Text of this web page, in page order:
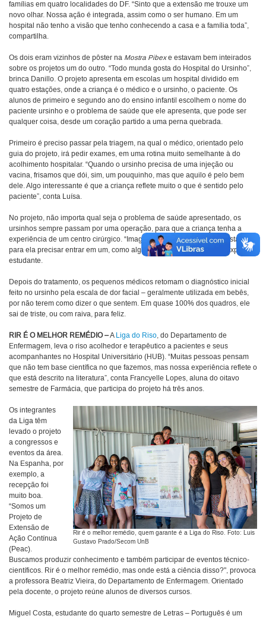
famílias em quatro localidades do DF. “Sinto que a extensão me trouxe um
novo olhar. Nossa ação é integrada, assim como o ser humano. Em um
hospital não tenho a visão que tenho conhecendo a casa e a família toda”,
compartilha.
Os dois eram vizinhos de pôster na Mostra Pibexe estavam bem inteirados
sobre os projetos um do outro. “Todo munda gosta do Hospital do Ursinho”,
brinca Danillo. O projeto apresenta em escolas um hospital dividido em
quatro estações, onde a criança é o médico e o ursinho, o paciente. Os
alunos de primeiro e segundo ano do ensino infantil escolhem o nome do
paciente ursinho e o problema de saúde que ele apresenta, que pode ser
qualquer coisa, desde um coração partido a uma perna quebrada.
Primeiro é preciso passar pela triagem, na qual o médico, orientado pelo
guia do projeto, irá pedir exames, em uma rotina muito semelhante à do
acolhimento hospitalar. “Quando o ursinho precisa de uma injeção ou
vacina, frisamos que dói, sim, um pouquinho, mas que aquilo é pelo bem
dele. Algo interessante é que a criança reflete muito o que é sentido pelo
paciente”, conta Luísa.
No projeto, não importa qual seja o problema de saúde apresentado, os
ursinhos sempre passam por uma operação, para que a criança tenha a
experiência de um centro cirúrgico. “Imagine o quanto deve ser assustador
para ela precisar entrar em um, como algo que nunca viveu antes”, explica a
estudante.
Depois do tratamento, os pequenos médicos retomam o diagnóstico inicial
feito no ursinho pela escala de dor facial – geralmente utilizada em bebês,
por não terem como dizer o que sentem. Em quase 100% dos quadros, ele
sai de triste, ou com raiva, para feliz.
RIR É O MELHOR REMÉDIO –A Liga do Riso, do Departamento de
Enfermagem, leva o riso acolhedor e terapêutico a pacientes e seus
acompanhantes no Hospital Universitário (HUB). “Muitas pessoas pensam
que não tem base científica no que fazemos, mas nossa experiência reflete o
que está descrito na literatura”, conta Francyelle Lopes, aluna do oitavo
semestre de Farmácia, que participa do projeto há três anos.
Rir é o melhor remédio, quem garante é a Liga do Riso. Foto: Luis
Gustavo Prado/Secom UnB
Os integrantes
da Liga têm
levado o projeto
a congressos e
eventos da área.
Na Espanha, por
exemplo, a
recepção foi
muito boa.
“Somos um
Projeto de
Extensão de
Ação Contínua
(Peac).
Buscamos produzir conhecimento e também participar de eventos técnico-
científicos. Rir é o melhor remédio, mas onde está a ciência disso?", provoca
a professora Beatriz Vieira, do Departamento de Enfermagem. Orientado
pela docente, o projeto reúne alunos de diversos cursos.
Miguel Costa, estudante do quarto semestre de Letras – Português é um